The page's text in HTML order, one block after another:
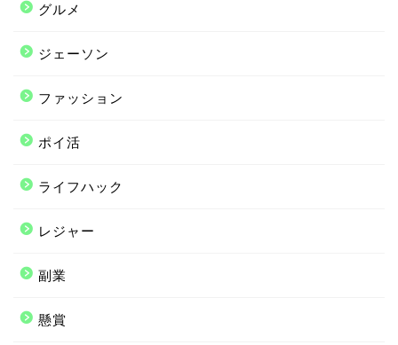
グルメ
ジェーソン
ファッション
ポイ活
ライフハック
レジャー
副業
懸賞